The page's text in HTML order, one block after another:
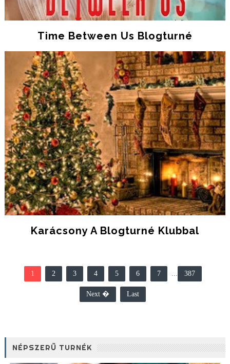
Time Between Us Blogturné
Karácsony A Blogturné Klubbal
1 2 3 4 5 6 7 ... 387
Next � Last
NÉPSZERŰ TURNÉK